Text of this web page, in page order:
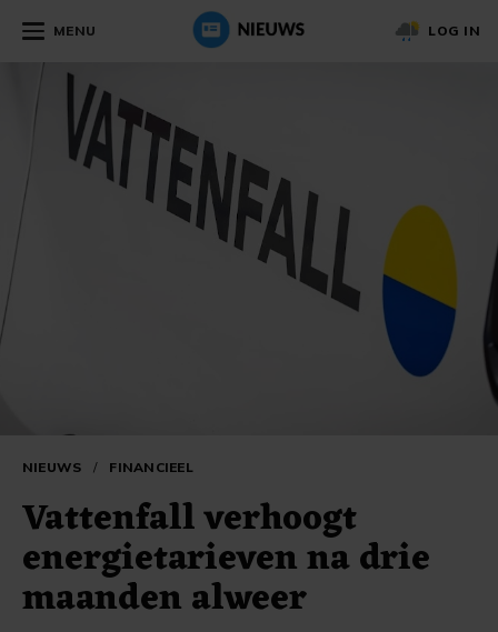
MENU LOG IN
NIEUWS / FINANCIEEL
Vattenfall verhoogt
energietarieven na drie
maanden alweer